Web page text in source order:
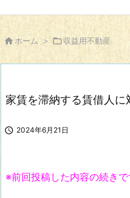
 ホーム > 収益用不動産
家賃を滞納する賃借人に
 2024年6月21日
※前回投稿した内容の続きで